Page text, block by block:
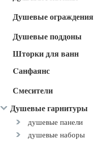
Душевые ограждения
Душевые поддоны
Шторки для ванн
Cанфаянс
Смесители
Душевые гарнитуры
душевые панели
душевые наборы